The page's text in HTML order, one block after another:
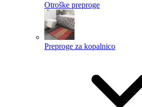
Otroške preproge
Preproge za kopalnico